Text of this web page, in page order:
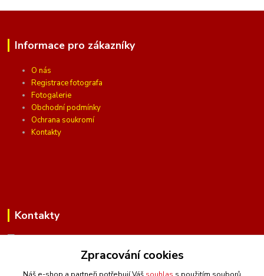
Informace pro zákazníky
O nás
Registrace fotografa
Fotogalerie
Obchodní podmínky
Ochrana soukromí
Kontakty
Kontakty
(Po-Pá, 10 - 16 hod.)
Zpracování cookies